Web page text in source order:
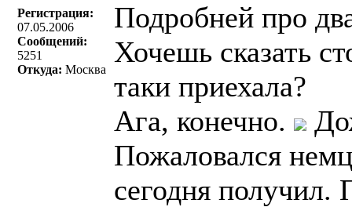
Регистрация:
07.05.2006
Сообщений:
5251
Откуда: Москва
Подробней про
Хочешь сказать
таки приехала?
Ага, конечно.
Пожаловался
сегодня получил.